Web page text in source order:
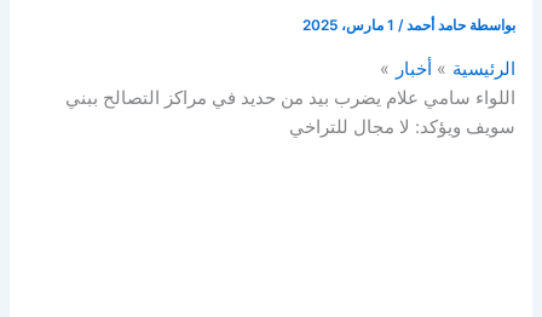
بواسطة حامد أحمد/ 1 مارس، 2025
الرئيسية
أخبار
اللواء سامي علام يضرب بيد من حديد في مراكز التصالح ببني
سويف ويؤكد: لا مجال للتراخي